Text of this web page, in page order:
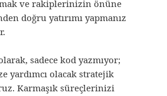
ve rakiplerinizin önüne
doğru yatırımı yapmanız
sadece kod yazmıyor;
yardımcı olacak stratejik
Karmaşık süreçlerinizi